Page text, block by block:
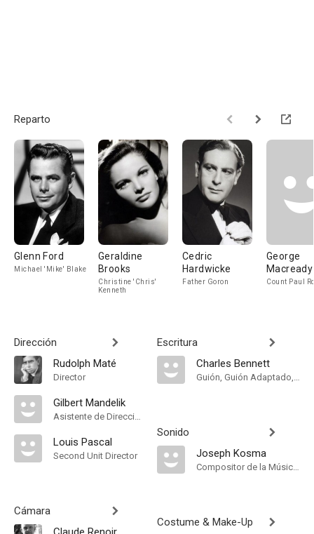
Reparto
Glenn Ford
Michael 'Mike' Blake
Geraldine
Brooks
Christine 'Chris'
Kenneth
Cedric
Hardwicke
Father Goron
George
Macready
Count Paul
Dirección
Rudolph Maté
Director
Gilbert Mandelik
Asistente de Dirección
Louis Pascal
Second Unit Director
Cámara
Escritura
Charles Bennett
Guión, Guión Adaptado, Historia
Sonido
Joseph Kosma
Compositor de la Música Original
Costume & Make-Up